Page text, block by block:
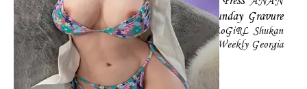
Magazine SMART Magazine Young Sunday Gravure
The Television CD&DL My Girl Daily LoGiRL Shukan
Taishu Girls! Magazine Soccer Game King Weekly Georgia
Sunday Magazine Mery Magazine